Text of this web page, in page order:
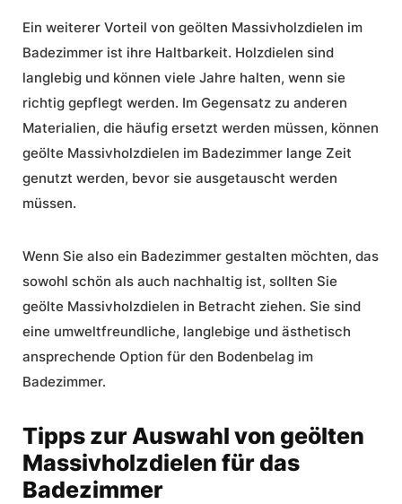
Ein weiterer Vorteil von geölten Massivholzdielen im
Badezimmer ist ihre Haltbarkeit. Holzdielen sind
langlebig und können viele Jahre halten, wenn sie
richtig gepflegt werden. Im Gegensatz zu anderen
Materialien, die häufig ersetzt werden müssen, können
geölte Massivholzdielen im Badezimmer lange Zeit
genutzt werden, bevor sie ausgetauscht werden
müssen.
Wenn Sie also ein Badezimmer gestalten möchten, das
sowohl schön als auch nachhaltig ist, sollten Sie
geölte Massivholzdielen in Betracht ziehen. Sie sind
eine umweltfreundliche, langlebige und ästhetisch
ansprechende Option für den Bodenbelag im
Badezimmer.
Tipps zur Auswahl von geölten
Massivholzdielen für das
Badezimmer